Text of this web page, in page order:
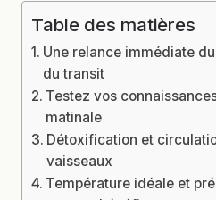
Table des matières
Une relance immédiate
du transit
Testez vos
matinale
Détoxification et
vaisseaux
Température idéale et